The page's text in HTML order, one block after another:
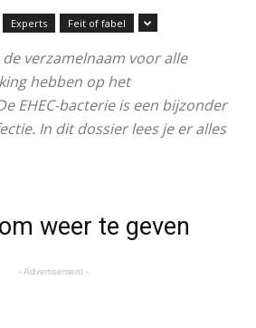
Experts Feit of fabel
verzamelnaam voor alle
hebben op het
EHEC-bacterie is een bijzonder
In dit dossier lees je er alles
weer te geven
- Advertisement -